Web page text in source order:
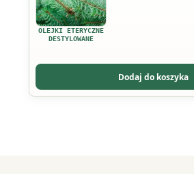
OLEJKI ETERYCZNE
DESTYLOWANE
Dodaj do koszyka
wiele
wariantów.
Opcje
na